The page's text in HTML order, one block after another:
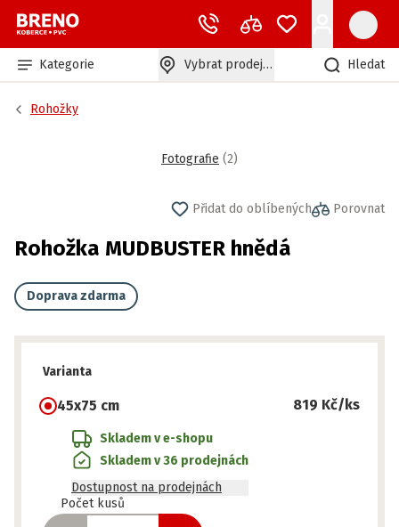
Kategorie Vybrat prodejnu Hledat
Rohožky
Fotografie (2)
Přidat do oblíbených Porovnat
Rohožka MUDBUSTER hnědá
Doprava zdarma
Varianta
45x75 cm 819 Kč/ks
Skladem v e-shopu
Skladem v 36 prodejnách
Dostupnost na prodejnách
Počet kusů
Připraveno